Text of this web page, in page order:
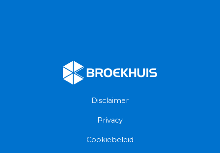
Broekhuis
Disclaimer
Privacy
Cookiebeleid